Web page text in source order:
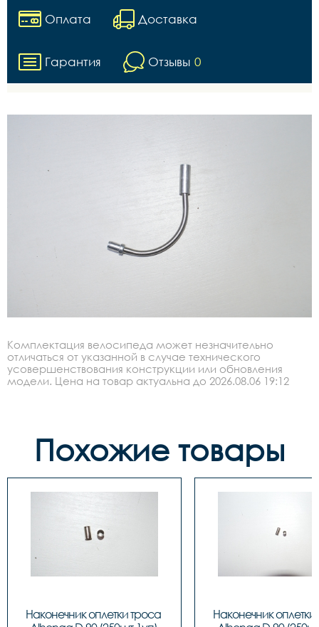
Оплата Доставка
Гарантия Отзывы 0
Комплектация велосипеда может незначительно
отличаться от указанной в случае технического
усовершенствования конструкции или обновления
модели. Цена на товар актуальна до 2026.08.06 19:12
Похожие товары
Наконечник оплетки троса
Наконечник оплетки